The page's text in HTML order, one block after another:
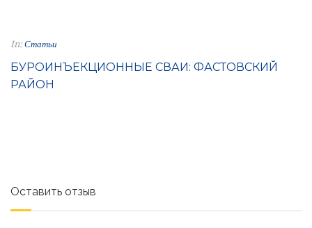
In: Статьи
БУРОИНЪЕКЦИОННЫЕ СВАИ: ФАСТОВСКИЙ
РАЙОН
Оставить отзыв